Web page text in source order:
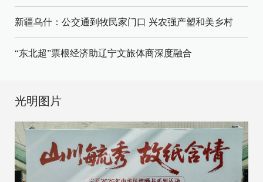
新疆乌什：公交通到牧民家门口 兴农强产塑和美乡村
“东北超”票根经济助辽宁文旅体商深度融合
光明图片